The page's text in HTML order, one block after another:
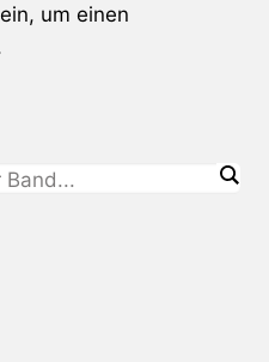
um einen